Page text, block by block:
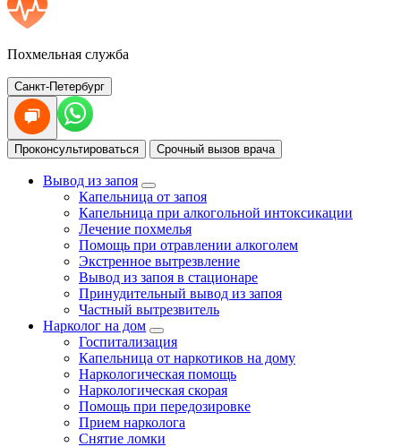
Похмельная служба
Санкт-Петербург
Проконсультироваться Срочный вызов врача
Вывод из запоя
Капельница от запоя
Капельница при алкогольной интоксикации
Лечение похмелья
Помощь при отравлении алкоголем
Экстренное вытрезвление
Вывод из запоя в стационаре
Принудительный вывод из запоя
Частный вытрезвитель
Нарколог на дом
Госпитализация
Капельница от наркотиков на дому
Наркологическая помощь
Наркологическая скорая
Помощь при передозировке
Прием нарколога
Снятие ломки